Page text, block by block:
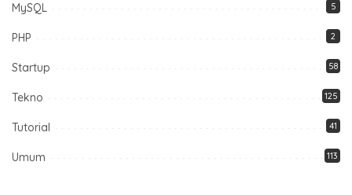
MySQL 5
PHP 2
Startup 58
Tekno 125
Tutorial 41
Umum 113